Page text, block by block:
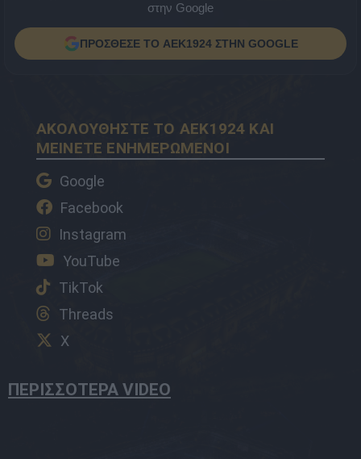
στην Google
ΠΡΟΣΘΕΣΕ ΤΟ AEK1924 ΣΤΗΝ GOOGLE
ΑΚΟΛΟΥΘΗΣΤΕ ΤΟ AEK1924 ΚΑΙ
ΜΕΙΝΕΤΕ ΕΝΗΜΕΡΩΜΕΝΟΙ
Google
Facebook
Instagram
YouTube
TikTok
Threads
X
ΠΕΡΙΣΣΟΤΕΡΑ VIDEO